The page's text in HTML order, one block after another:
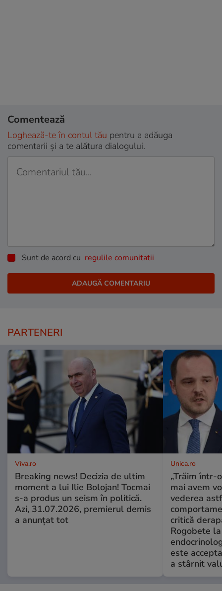
Comentează
Loghează-te în contul tău pentru a adăuga
comentarii și a te alătura dialogului.
Sunt de acord cu regulile comunitatii
PARTENERI
Viva.ro
Breaking news! Decizia de ultim
moment a lui Ilie Bolojan! Tocmai
s-a produs un seism în politică.
Azi, 31.07.2026, premierul demis
a anunțat tot
Unica.ro
„Trăim într-
mai avem
vederea
critică
Rogobete
este
a stârnit